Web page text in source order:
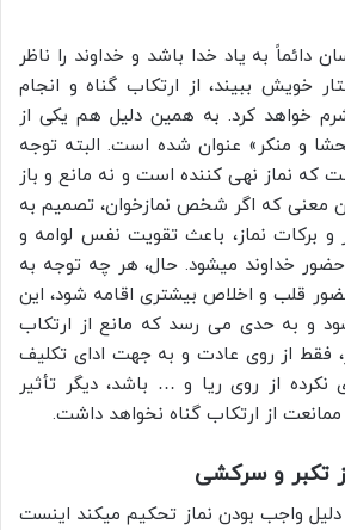
دائماً به یاد خدا باشد و ﺧﺪاوند را ناظر
ﺧﻮﯾﺶ ببیند، از ارتکاب گناه و انجام
خواهد کرد. به همین دلیل هم یکی از
و منکر» عنوان شده است. البته توجه
که نماز نهی کننده است و نه مانع و باز
معنی که اگر شخص نمازخوان، تصمیم به
و برکات نماز، باعث تقویت نفس لوامه و
خداوند میشود. حال، هر چه توجه به
قلب و اخلاص بیشتری اقامه شود، این
و به حدی می رسد که مانع از ارتکاب
فقط از روی عادت و به جهت ادای تکلیف
از روی ریا و … باشد، دیگر تأثیر
ممانعت از ارتکاب گناه نخواهد داشت.
تکبر و سرکشی
دلیل واجب بودن نماز تحکیم میکند اینست